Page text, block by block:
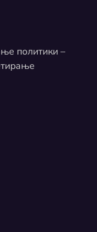
политики –